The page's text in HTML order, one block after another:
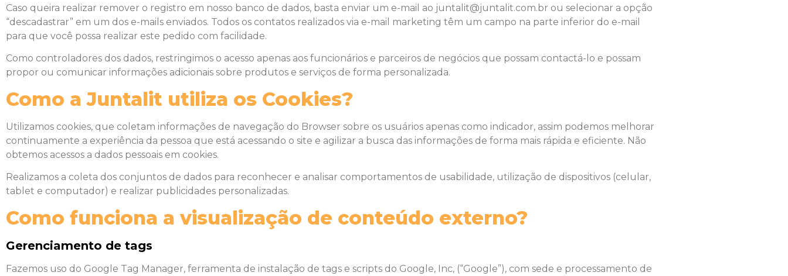
Caso queira realizar remover o registro em nosso banco de dados, basta enviar um e-mail ao juntalit@juntalit.com.br ou selecionar a opção
“descadastrar” em um dos e-mails enviados. Todos os contatos realizados via e-mail marketing têm um campo na parte inferior do e-mail
para que você possa realizar este pedido com facilidade.
Como controladores dos dados, restringimos o acesso apenas aos funcionários e parceiros de negócios que possam contactá-lo e possam
propor ou comunicar informações adicionais sobre produtos e serviços de forma personalizada.
Como a Juntalit utiliza os Cookies?
Utilizamos cookies, que coletam informações de navegação do Browser sobre os usuários apenas como indicador, assim podemos melhorar
continuamente a experiência da pessoa que está acessando o site e agilizar a busca das informações de forma mais rápida e eficiente. Não
obtemos acessos a dados pessoais em cookies.
Realizamos a coleta dos conjuntos de dados para reconhecer e analisar comportamentos de usabilidade, utilização de dispositivos (celular,
tablet e computador) e realizar publicidades personalizadas.
Como funciona a visualização de conteúdo externo?
Gerenciamento de tags
Fazemos uso do Google Tag Manager, ferramenta de instalação de tags e scripts do Google, Inc, (“Google”), com sede e processamento de